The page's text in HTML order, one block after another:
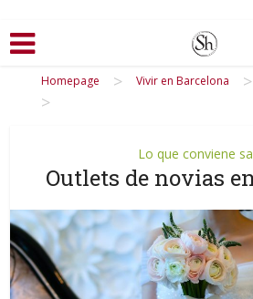
Homepage > Vivir en Barcelona >
>
Lo que conviene
Outlets de novias